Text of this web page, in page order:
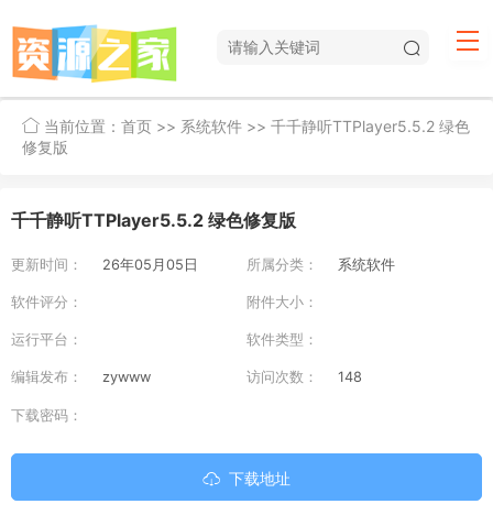
当前位置： 首页 >> 系统软件 >> 千千静听TTPlayer5.5.2 绿色
修复版
千千静听TTPlayer5.5.2 绿色修复版
更新时间： 26年05月05日 所属分类： 系统软件
软件评分： 附件大小：
运行平台： 软件类型：
编辑发布： zywww 访问次数： 148
下载密码：
下载地址